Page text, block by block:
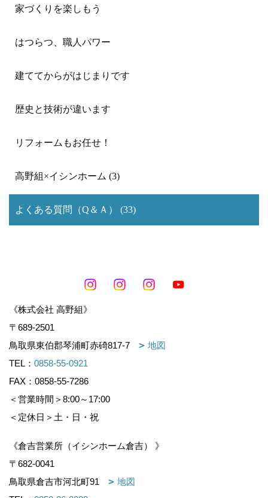
家づくりを楽しもう
はつらつ、職人パワー
建ててからがはじまりです
歴史と技術が違います
リフォームもお任せ！
高野組×イシンホーム (3)
よくある質問（Q＆Ａ） (33)
《株式会社 高野組》
〒689-2501
鳥取県東伯郡琴浦町赤碕817-7
地図
TEL： 0858-55-0921
FAX：0858-55-7286
＜営業時間＞8:00～17:00
＜定休日＞土・日・祝
《倉吉営業所（イシンホーム倉吉） 》
〒682-0041
鳥取県倉吉市河北町91
地図